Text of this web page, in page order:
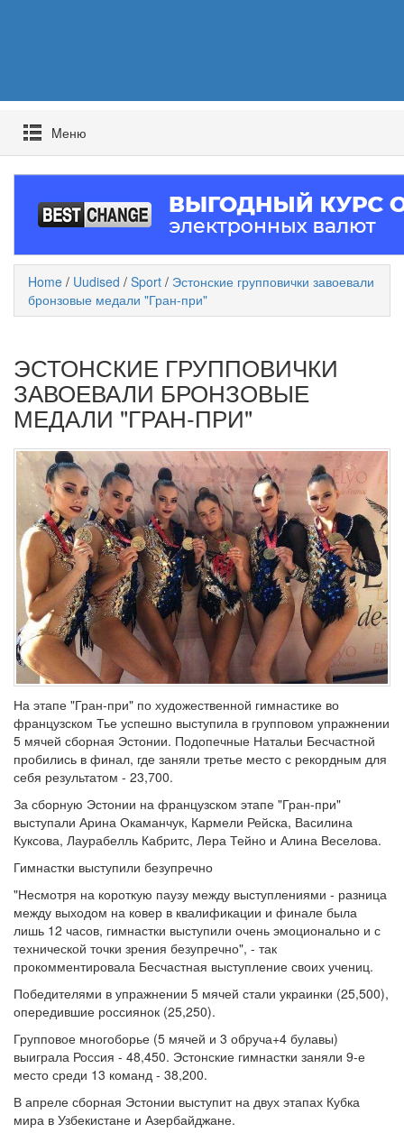
Mеню
Home / Uudised / Sport / Эстонские групповички завоевали
бронзовые медали "Гран-при"
ЭСТОНСКИЕ ГРУППОВИЧКИ
ЗАВОЕВАЛИ БРОНЗОВЫЕ
МЕДАЛИ "ГРАН-ПРИ"
На этапе "Гран-при" по художественной гимнастике во
французском Тье успешно выступила в групповом упражнении
5 мячей сборная Эстонии. Подопечные Натальи Бесчастной
пробились в финал, где заняли третье место с рекордным для
себя результатом - 23,700.
За сборную Эстонии на французском этапе "Гран-при"
выступали Арина Окаманчук, Кармели Рейска, Василина
Куксова, Лаурабелль Кабритс, Лера Тейно и Алина Веселова.
Гимнастки выступили безупречно
"Несмотря на короткую паузу между выступлениями - разница
между выходом на ковер в квалификации и финале была
лишь 12 часов, гимнастки выступили очень эмоционально и с
технической точки зрения безупречно", - так
прокомментировала Бесчастная выступление своих учениц.
Победителями в упражнении 5 мячей стали украинки (25,500),
опередившие россиянок (25,250).
Групповое многоборье (5 мячей и 3 обруча+4 булавы)
выиграла Россия - 48,450. Эстонские гимнастки заняли 9-е
место среди 13 команд - 38,200.
В апреле сборная Эстонии выступит на двух этапах Кубка
мира в Узбекистане и Азербайджане.